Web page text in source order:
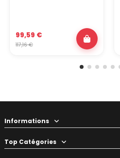
99,59 €
117,16 €
Informations
Top Catégories